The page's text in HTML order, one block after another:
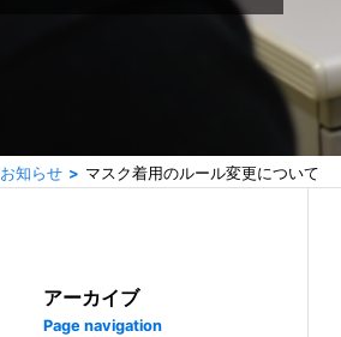
お知らせ マスク着用のルール変更について
アーカイブ
Page navigation